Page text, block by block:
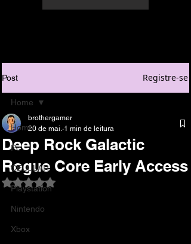
Post Registre-se
Home
Pc
CELULAR
Playstation
Nintendo
Xbox
Home
Deep Rock Galactic
Rogue Core Early Access
brothergamer
20 de mai. 1 min de leitura
Avaliado com NaN de 5 estrelas.